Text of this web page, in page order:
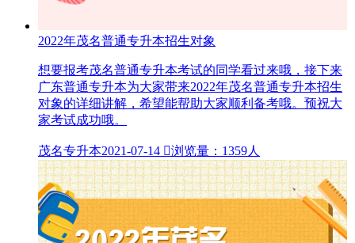
2022年茂名普通专升本招生对象
想要报考茂名普通专升本考试的同学看过来哦，接下来
广东普通专升本为大家带来2022年茂名普通专升本招生
对象的详细讲解，希望能帮助大家顺利备考哦。预祝大
家考试成功哦。
茂名专升本2021-07-14 浏览量：1359人